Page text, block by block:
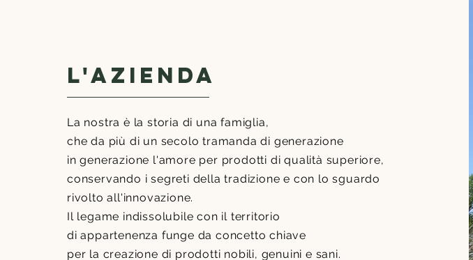
me to add your own content and make changes to the
font. I’m a great place for you to tell a story and let your
users know a little more about you.
Join Our CSA
L'azienda
La nostra è la storia di una famiglia,
che da più di un secolo tramanda di generazione
in generazione l'amore per prodotti di qualità superiore,
conservando i segreti della tradizione e con lo sguardo
rivolto all'innovazione.
Il legame indissolubile con il territorio
di appartenenza funge da concetto chiave
per la creazione di prodotti nobili, genuini e sani.